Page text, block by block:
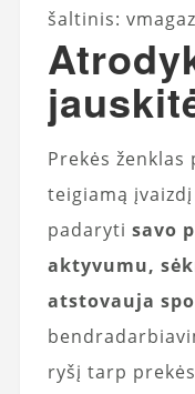
šaltinis:
Prekės
teigiamą
padaryti savo
aktyvumu,
atstovauja
ryšį tarp